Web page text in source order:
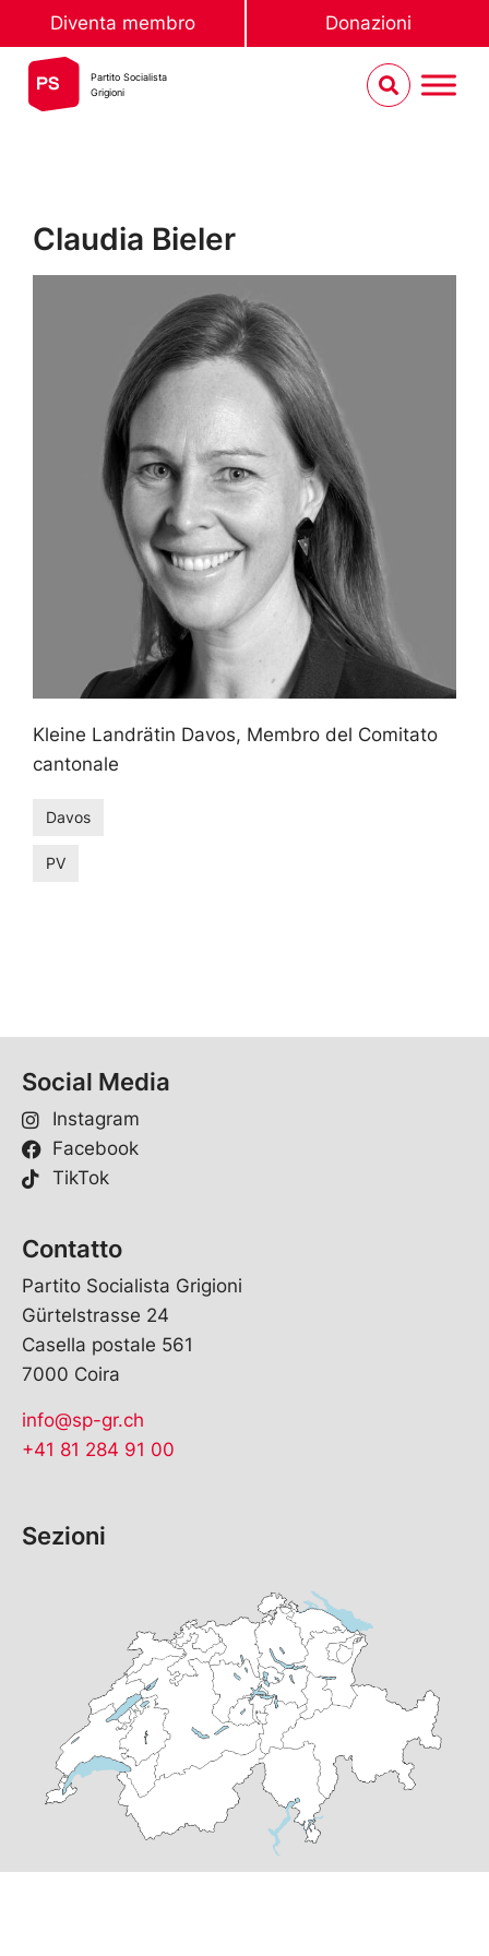
Diventa membro Donazioni
Partito Socialista
Grigioni
Claudia Bieler
Kleine Landrätin Davos, Membro del Comitato
cantonale
Davos
PV
Social Media
Instagram
Facebook
TikTok
Contatto
Partito Socialista Grigioni
Gürtelstrasse 24
Casella postale 561
7000 Coira
info@sp-gr.ch
+41 81 284 91 00
Sezioni